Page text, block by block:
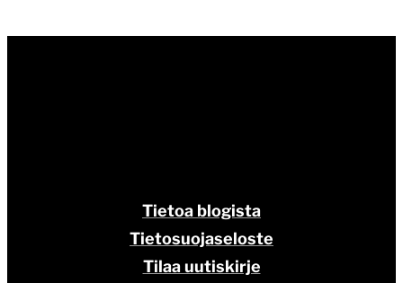
Tietoa blogista
Tietosuojaseloste
Tilaa uutiskirje